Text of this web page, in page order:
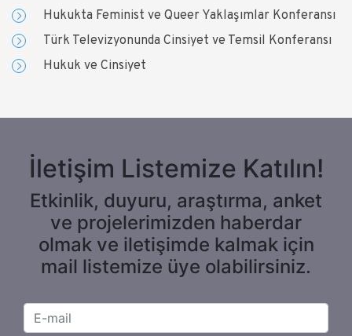
Hukukta Feminist ve Queer Yaklaşımlar Konferansı
Türk Televizyonunda Cinsiyet ve Temsil Konferansı
Hukuk ve Cinsiyet